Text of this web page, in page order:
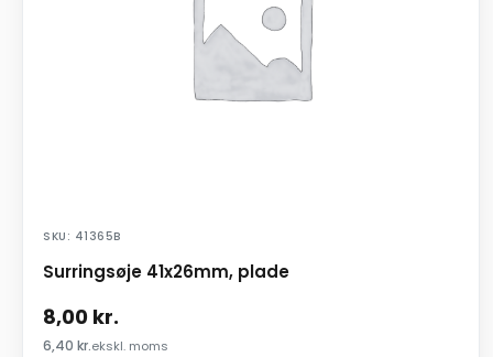
SKU: 41365B
Surringsøje 41x26mm, plade
8,00 kr.
6,40 kr.ekskl. moms